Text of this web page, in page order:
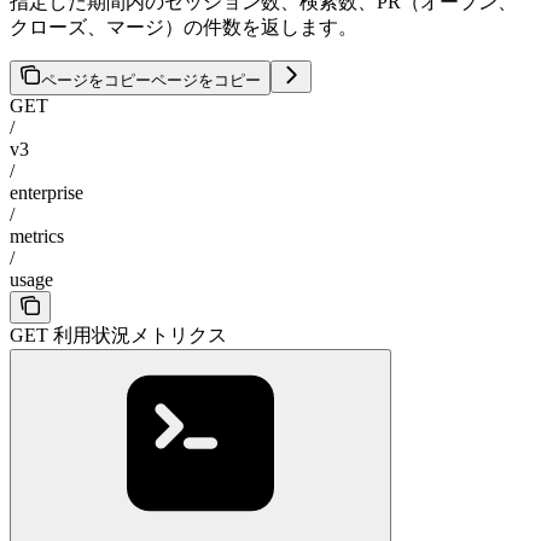
クローズ、マージ）の件数を返します。
ページをコピーページをコピー
GET
/
v3
/
enterprise
/
metrics
/
usage
GET 利用状況メトリクス